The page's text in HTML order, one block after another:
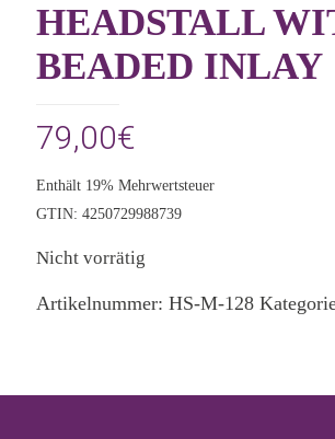
HEADSTALL
BEADED INLAY
79,00€
Enthält 19% Mehrwertsteuer
GTIN: 4250729988739
Nicht vorrätig
Artikelnummer: HS-M-128